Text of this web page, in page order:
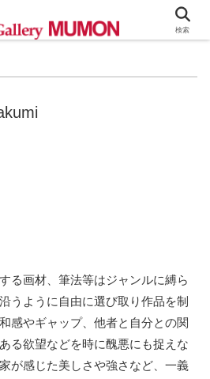
る画材、筆法等はジャンルに縛ら
うように自由に選び取り作品を制
感やギャップ、他者と自分との関
る欲望などを時に醜悪にも捉えな
が感じた美しさや強さなど、一義
検索